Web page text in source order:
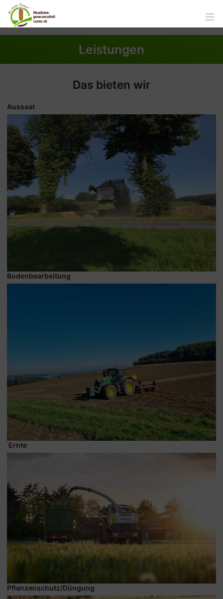
Leistungen
Das bieten wir
Aussaat
Bodenbearbeitung
Ernte
Pflanzenschutz/Düngung